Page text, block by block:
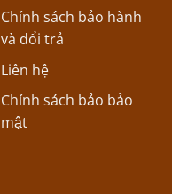
Chính sách bảo hành
và đổi trả
Liên hệ
Chính sách bảo bảo
mật